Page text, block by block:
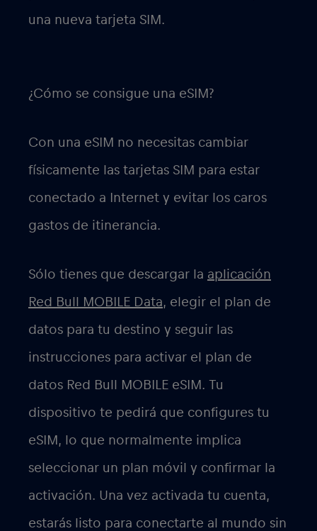
una nueva tarjeta SIM.
¿Cómo se consigue una eSIM?
Con una eSIM no necesitas cambiar
físicamente las tarjetas SIM para estar
conectado a Internet y evitar los caros
gastos de itinerancia.
Sólo tienes que descargar la aplicación
Red Bull MOBILE Data, elegir el plan de
datos para tu destino y seguir las
instrucciones para activar el plan de
datos Red Bull MOBILE eSIM. Tu
dispositivo te pedirá que configures tu
eSIM, lo que normalmente implica
seleccionar un plan móvil y confirmar la
activación. Una vez activada tu cuenta,
estarás listo para conectarte al mundo sin